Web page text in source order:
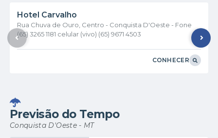
Hotel Carvalho
Rua Chuva de Ouro, Centro - Conquista D'Oeste - Fone
(65) 3265 1181 celular (vivo) (65) 9671 4503
CONHECER
Previsão do Tempo
Conquista D'Oeste - MT